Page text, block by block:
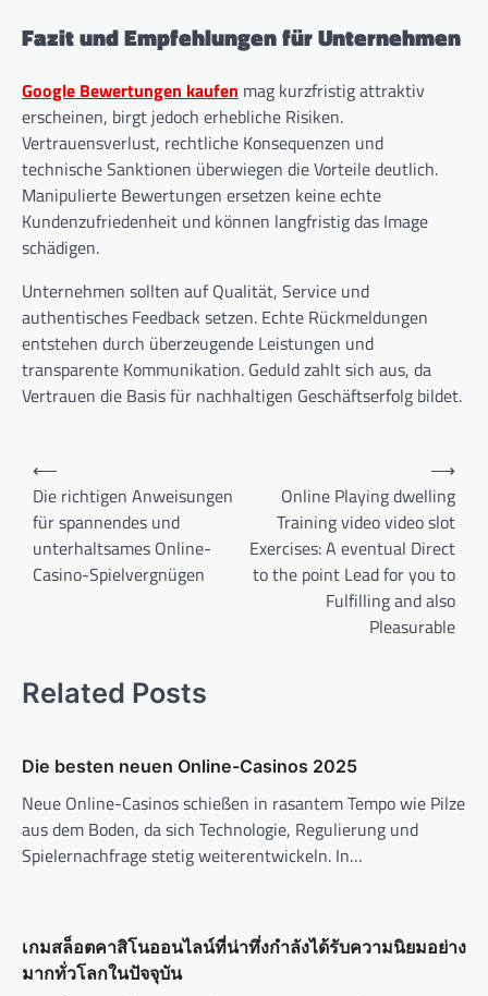
Fazit und Empfehlungen für Unternehmen
Google Bewertungen kaufen mag kurzfristig attraktiv
erscheinen, birgt jedoch erhebliche Risiken.
Vertrauensverlust, rechtliche Konsequenzen und
technische Sanktionen überwiegen die Vorteile deutlich.
Manipulierte Bewertungen ersetzen keine echte
Kundenzufriedenheit und können langfristig das Image
schädigen.
Unternehmen sollten auf Qualität, Service und
authentisches Feedback setzen. Echte Rückmeldungen
entstehen durch überzeugende Leistungen und
transparente Kommunikation. Geduld zahlt sich aus, da
Vertrauen die Basis für nachhaltigen Geschäftserfolg bildet.
i
a
t
i
o
⟵
Die richtigen Anweisungen
für spannendes und
unterhaltsames Online-
Casino-Spielvergnügen
Online Playing dwelling
Training video video slot
Exercises: A eventual Direct
to the point Lead for you to
Fulfilling and also
Pleasurable
⟶
Related Posts
Die besten neuen Online-Casinos 2025
Neue Online-Casinos schießen in rasantem Tempo wie Pilze
aus dem Boden, da sich Technologie, Regulierung und
Spielernachfrage stetig weiterentwickeln. In…
เกมสล็อตคาสิโนออนไลน์ที่น่าทึ่งกำลังได้รับความนิยมอย่าง
มากทั่วโลกในปัจจุบัน